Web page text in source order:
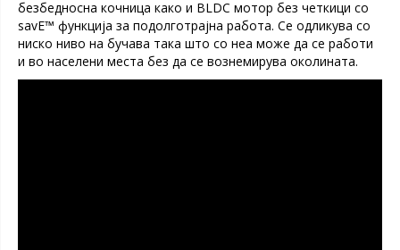
безбедносна кочница како и BLDC мотор без четкици со
savE™ функција за подолготрајна работа. Се одликува со
ниско ниво на бучава така што со неа може да се работи
и во населени места без да се вознемирува околината.